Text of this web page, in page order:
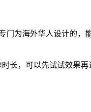
门为海外华人设计的，
长，可以先试试效果再